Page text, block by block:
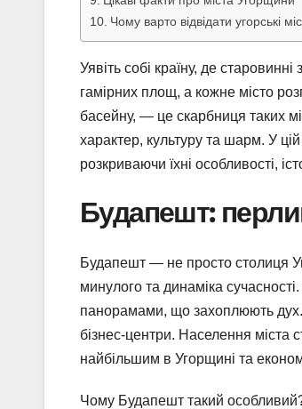
Чому варто відвідати угорські
Уявіть собі країну, де
гамірних площ, а кожне місто
басейну, — це скарбниця таких
характер, культуру та шарм. У
розкриваючи їхні особливості,
Будапешт:
Будапешт — не просто столиця
минулого та динаміка
панорамами, що захоплюють дух.
бізнес-центри. Населення міста
найбільшим в Угорщині та
Чому Будапешт такий